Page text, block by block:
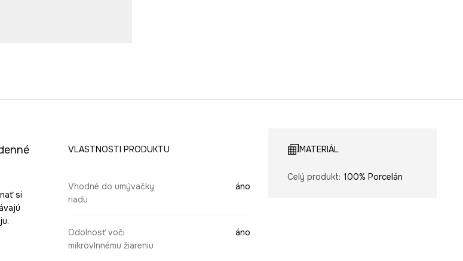
si
VLASTNOSTI PRODUKTU
Vhodné do umývačky
riadu
áno
Odolnosť voči
mikrovlnnému žiareniu
áno
MATERIÁL
Celý produkt: 100% Porcelán